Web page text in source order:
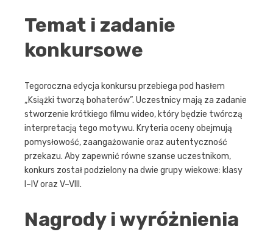
Temat i zadanie
konkursowe
Tegoroczna edycja konkursu przebiega pod hasłem
„Książki tworzą bohaterów”. Uczestnicy mają za zadanie
stworzenie krótkiego filmu wideo, który będzie twórczą
interpretacją tego motywu. Kryteria oceny obejmują
pomysłowość, zaangażowanie oraz autentyczność
przekazu. Aby zapewnić równe szanse uczestnikom,
konkurs został podzielony na dwie grupy wiekowe: klasy
I–IV oraz V–VIII.
Nagrody i wyróżnienia